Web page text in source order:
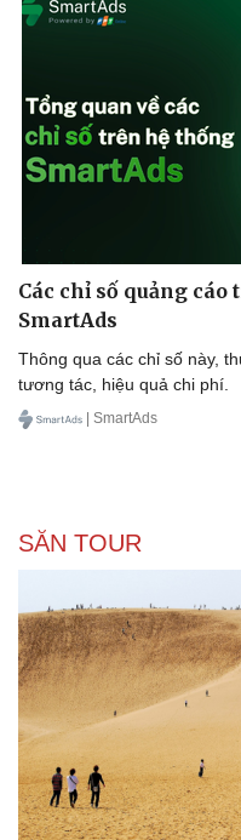
Dinh dưỡng - món ngon
Nam khoa
Làm đẹp - giảm cân
Phòng mạch online
Ăn sạch sống khỏe
Các chỉ số quảng
SmartAds
Thông qua các chỉ số này,
tương tác, hiệu quả chi phí.
| SmartAds
SĂN TOUR